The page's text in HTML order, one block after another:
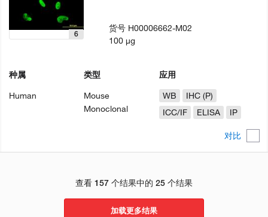
对比
6
种属
Human
类型
Mouse
Monoclonal
应用
WB
IHC (P)
ICC/IF
ELISA IP
货号 H00006662-M02
100 µg
查看 157 个结果中的 25 个结果
加载更多结果